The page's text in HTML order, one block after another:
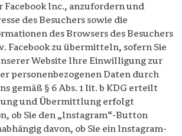
Facebook Inc., anzufordern und
des Besuchers sowie die
des Browsers des Besuchers
Facebook zu übermitteln, sofern Sie
Website Ihre Einwilligung zur
personenbezogenen Daten durch
gemäß § 6 Abs. 1 lit. b KDG erteilt
und Übermittlung erfolgt
ob Sie den „Instagram“-Button
davon, ob Sie ein Instagram-